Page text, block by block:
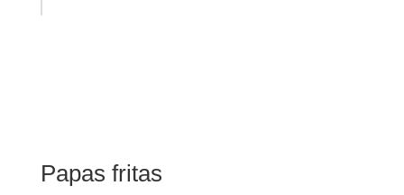
Papas fritas